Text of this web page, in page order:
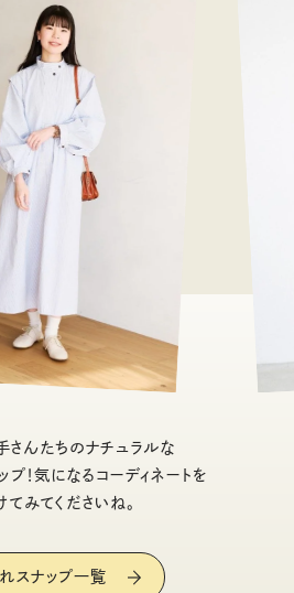
さんたちのナチュラルな
！気になるコーディネートを
てみてくださいね。
れスナップ一覧